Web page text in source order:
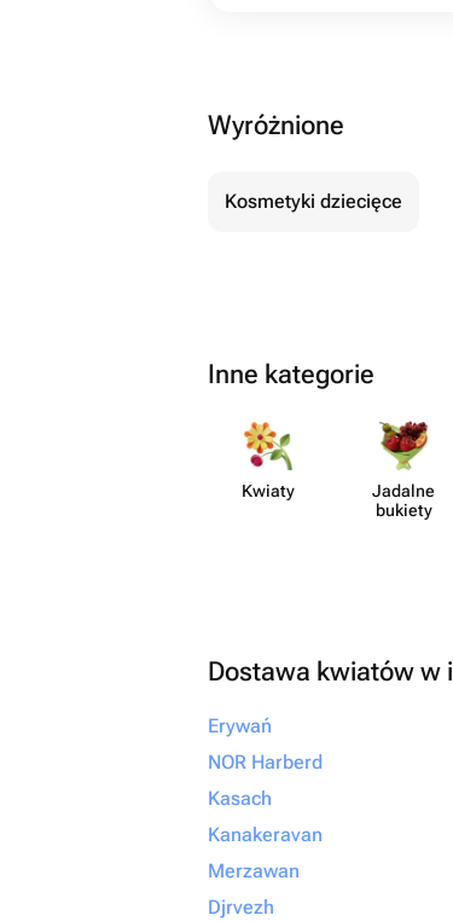
Wyróżnione
Kosmetyki dziecięce
Inne kategorie
Kwiaty
Jadalne
bukiety
Dostawa kwiatów w
Erywań
NOR Harberd
Kasach
Kanakeravan
Merzawan
Djrvezh